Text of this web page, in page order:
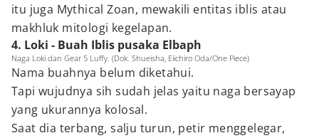
itu juga Mythical Zoan, mewakili entitas iblis atau
makhluk mitologi kegelapan.
4. Loki - Buah Iblis pusaka Elbaph
Naga Loki dan Gear 5 Luffy. (Dok. Shueisha, Eiichiro Oda/One Piece)
Nama buahnya belum diketahui.
Tapi wujudnya sih sudah jelas yaitu naga bersayap
yang ukurannya kolosal.
Saat dia terbang, salju turun, petir menggelegar,